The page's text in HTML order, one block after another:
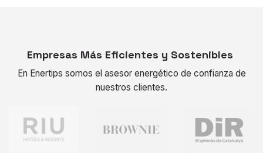
Empresas Más Eficientes y Sostenibles
En Enertips somos el asesor energético de confianza de
nuestros clientes.